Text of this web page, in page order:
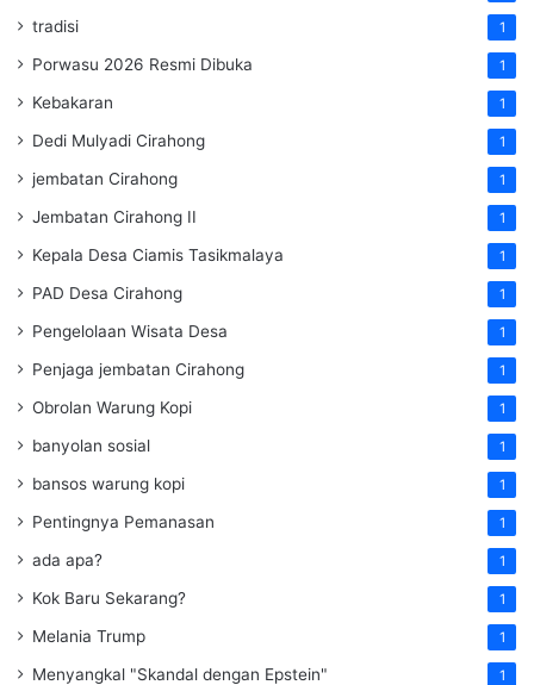
tradisi 1
Porwasu 2026 Resmi Dibuka 1
Kebakaran 1
Dedi Mulyadi Cirahong 1
jembatan Cirahong 1
Jembatan Cirahong II 1
Kepala Desa Ciamis Tasikmalaya 1
PAD Desa Cirahong 1
Pengelolaan Wisata Desa 1
Penjaga jembatan Cirahong 1
Obrolan Warung Kopi 1
banyolan sosial 1
bansos warung kopi 1
Pentingnya Pemanasan 1
ada apa? 1
Kok Baru Sekarang? 1
Melania Trump 1
Menyangkal "Skandal dengan Epstein" 1